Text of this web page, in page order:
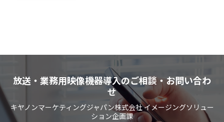
放送・業務用映像機器導入のご相談・お問い合わ
せ
キヤノンマーケティングジャパン株式会社 イメージングソリュー
ション企画課